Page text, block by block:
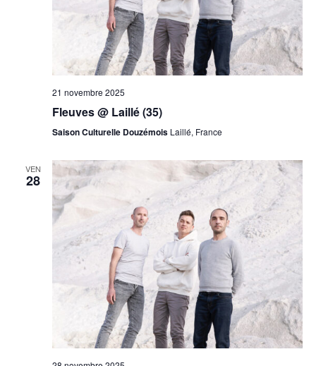
21 novembre 2025
Fleuves @ Laillé (35)
Saison Culturelle Douzémois Laillé, France
VEN
28